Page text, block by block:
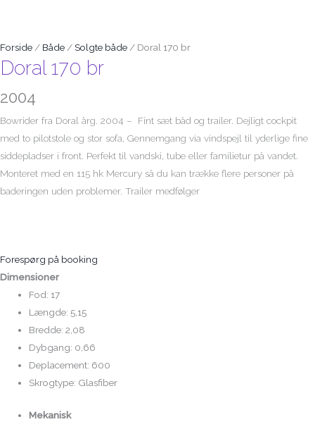
Forside / Både /Solgte både / Doral 170 br
Doral 170 br
2004
Bowrider fra Doral årg. 2004 – Fint sæt båd og trailer. Dejligt cockpit
med to pilotstole og stor sofa, Gennemgang via vindspejl til yderlige fine
siddepladser i front. Perfekt til vandski, tube eller familietur på vandet.
Monteret med en 115 hk Mercury så du kan trække flere personer på
baderingen uden problemer. Trailer medfølger
Forespørg på booking
Dimensioner
Fod: 17
Længde: 5,15
Bredde: 2,08
Dybgang: 0,66
Deplacement: 600
Skrogtype: Glasfiber
Mekanisk